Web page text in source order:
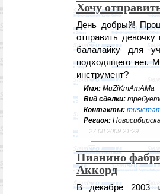
Хочу
День добрый!
отправить
балалайку для
подходящего нет.
инструмент?
Имя: MuZiKmAmAMa
Вид сделки:
Контакты:
Регион:
27.08.2009 21:29
Пианино
Аккорд
В декабре 2003